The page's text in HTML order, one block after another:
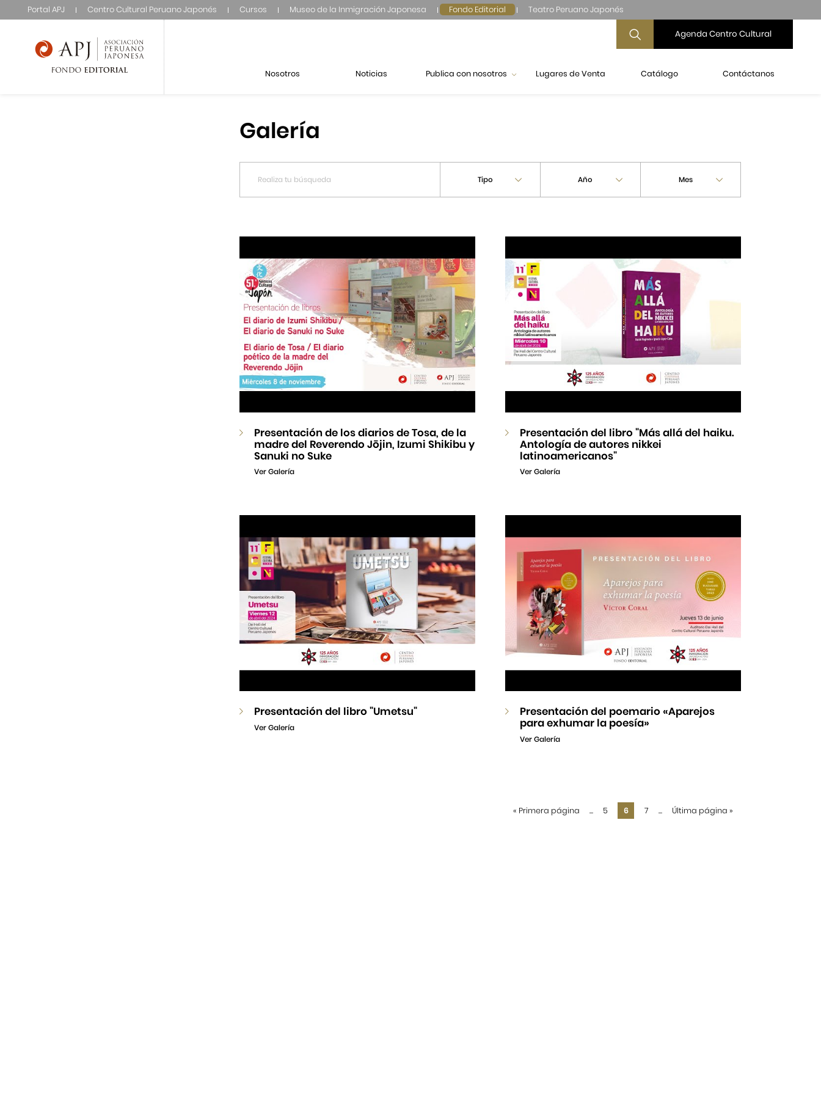
Portal APJ Centro Cultural Peruano Japonés Cursos Museo de la Inmigración Japonesa Fondo Editorial Teatro Peruano Japonés
Agenda Centro Cultural
Nosotros Noticias Publica con nosotros Lugares de Venta Catálogo Contáctanos
Galería
Tipo Año Mes
Presentación de los diarios de Tosa, de la
madre del Reverendo Jōjin, Izumi Shikibu y
Sanuki no Suke
Ver Galería
Presentación del libro "Más allá del haiku.
Antología de autores nikkei
latinoamericanos"
Ver Galería
Presentación del libro "Umetsu"
Ver Galería
Presentación del poemario «Aparejos
para exhumar la poesía»
Ver Galería
« Primera página ... 5 6 7 ... Última página »